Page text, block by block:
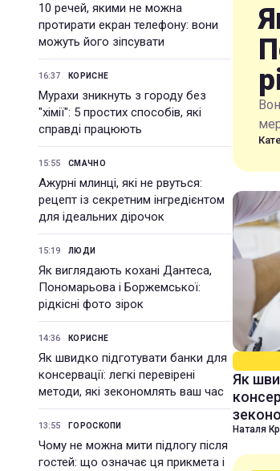
10 речей, якими не можна
протирати екран телефону: вони
можуть його зіпсувати
16:37 КОРИСНЕ
Мурахи зникнуть з городу без
"хімії": 5 простих способів, які
справді працюють
15:55 СМАЧНО
Ажурні млинці, які не рвуться:
рецепт із секретним інгредієнтом
для ідеальних дірочок
15:19 ЛЮДИ
Як виглядають кохані Дантеса,
Пономарьова і Боржемської:
рідкісні фото зірок
14:36 КОРИСНЕ
Як швидко підготувати банки для
консервації: легкі перевірені
методи, які зекономлять ваш час
13:55 ГОРОСКОПИ
Чому не можна мити підлогу після
гостей: що означає ця прикмета і
Як
Наталя